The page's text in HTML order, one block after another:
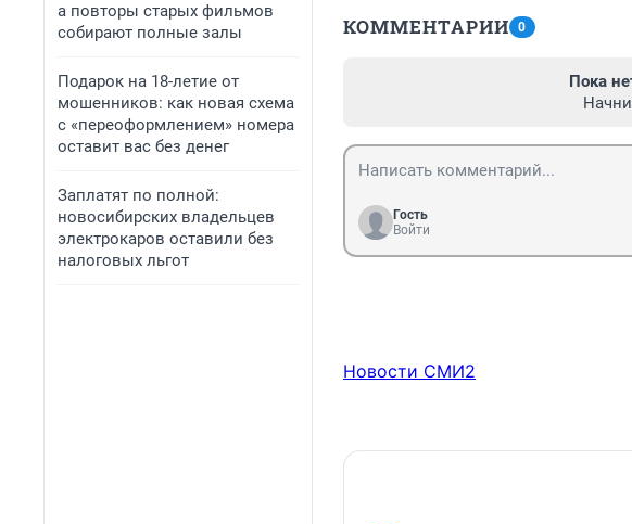
а повторы старых фильмов
собирают полные залы
Подарок на 18-летие от
мошенников: как новая схема
с «переоформлением» номера
оставит вас без денег
Заплатят по полной:
новосибирских владельцев
электрокаров оставили без
налоговых льгот
КОММЕНТАРИИ 0
Пока
Гость
Войти
Новости СМИ2